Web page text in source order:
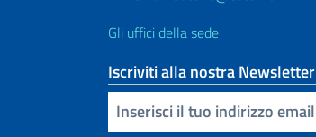
Gli uffici della sede
Iscriviti alla nostra Newsletter
Inserisci la tua email